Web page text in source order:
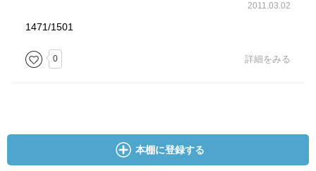
2011.03.02
1471/1501
0 詳細をみる
本棚に登録する